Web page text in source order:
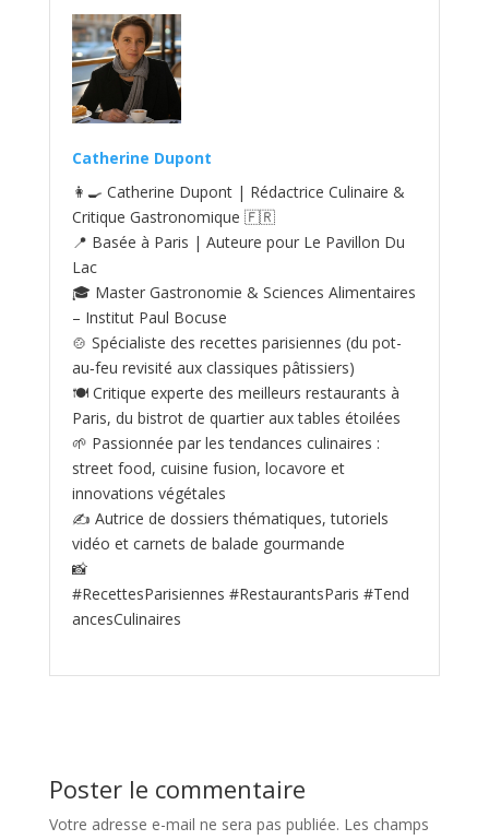
Catherine Dupont
👩‍🍳 Catherine Dupont | Rédactrice Culinaire &
Critique Gastronomique 🇫🇷
📍 Basée à Paris | Auteure pour Le Pavillon Du
Lac
🎓 Master Gastronomie & Sciences Alimentaires
– Institut Paul Bocuse
🍲 Spécialiste des recettes parisiennes (du pot-
au‑feu revisité aux classiques pâtissiers)
🍽️ Critique experte des meilleurs restaurants à
Paris, du bistrot de quartier aux tables étoilées
🌱 Passionnée par les tendances culinaires :
street food, cuisine fusion, locavore et
innovations végétales
✍️ Autrice de dossiers thématiques, tutoriels
vidéo et carnets de balade gourmande
📸
#RecettesParisiennes #RestaurantsParis #Tend
ancesCulinaires
Poster le commentaire
Votre adresse e-mail ne sera pas publiée. Les champs